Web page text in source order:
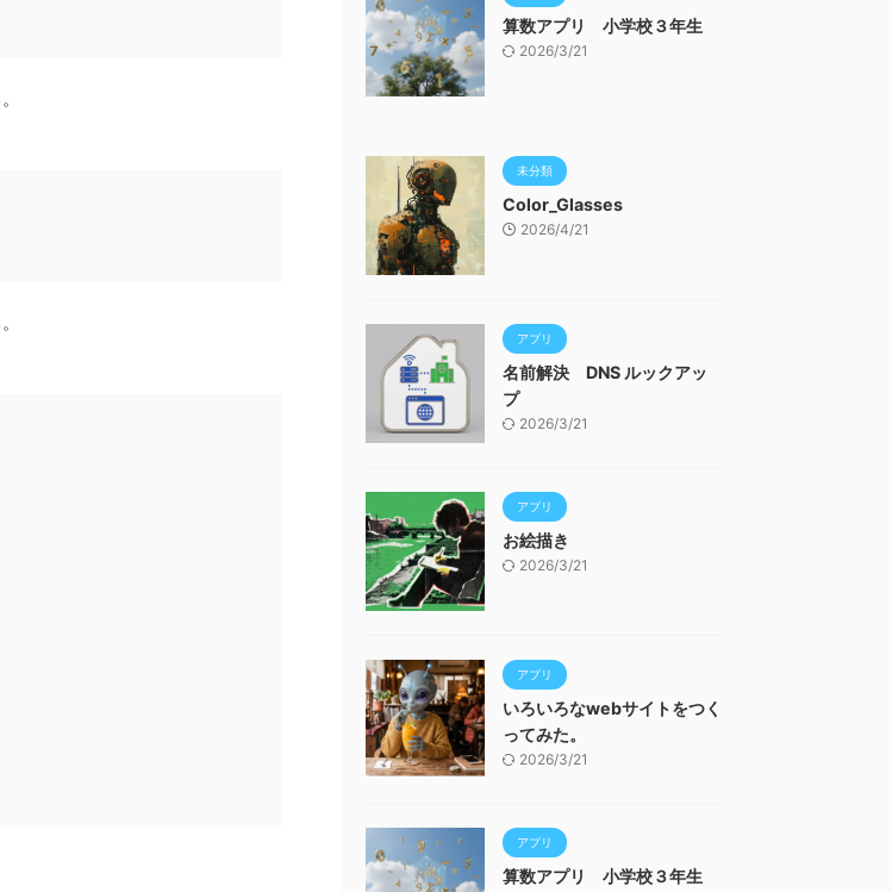
算数アプリ 小学校３年生
2026/3/21
未分類
Color_Glasses
2026/4/21
アプリ
名前解決 DNS ルックアッ
プ
2026/3/21
アプリ
お絵描き
2026/3/21
アプリ
いろいろなwebサイトをつく
ってみた。
2026/3/21
アプリ
算数アプリ 小学校３年生